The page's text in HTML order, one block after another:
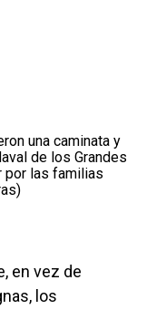
una caminata y
de los Grandes
por las familias
en vez de
los